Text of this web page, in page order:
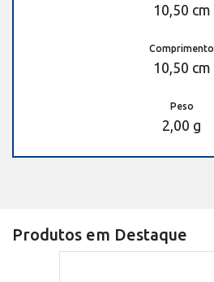
10,50 cm
Comprimento
10,50 cm
Peso
2,00 g
Produtos em Destaque